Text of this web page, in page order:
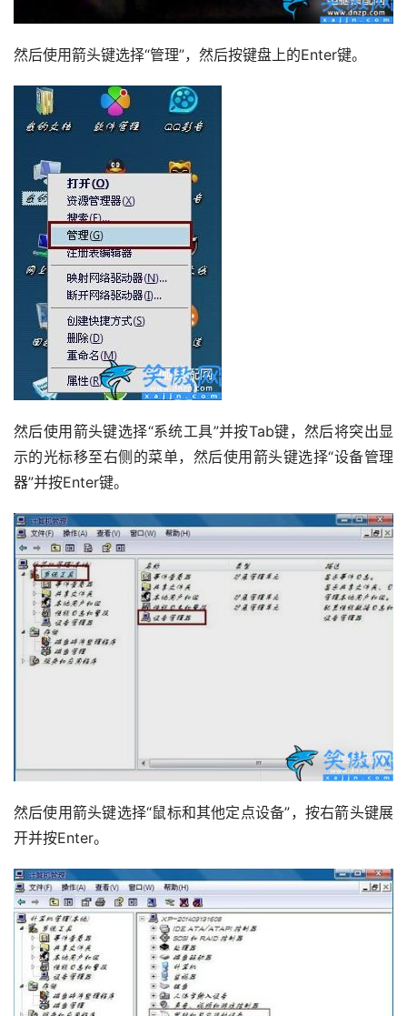
然后使用箭头键选择“管理”，然后按键盘上的Enter键。
然后使用箭头键选择“系统工具”并按Tab键，然后将突出显
示的光标移至右侧的菜单，然后使用箭头键选择“设备管理
器”并按Enter键。
然后使用箭头键选择“鼠标和其他定点设备”，按右箭头键展
开并按Enter。